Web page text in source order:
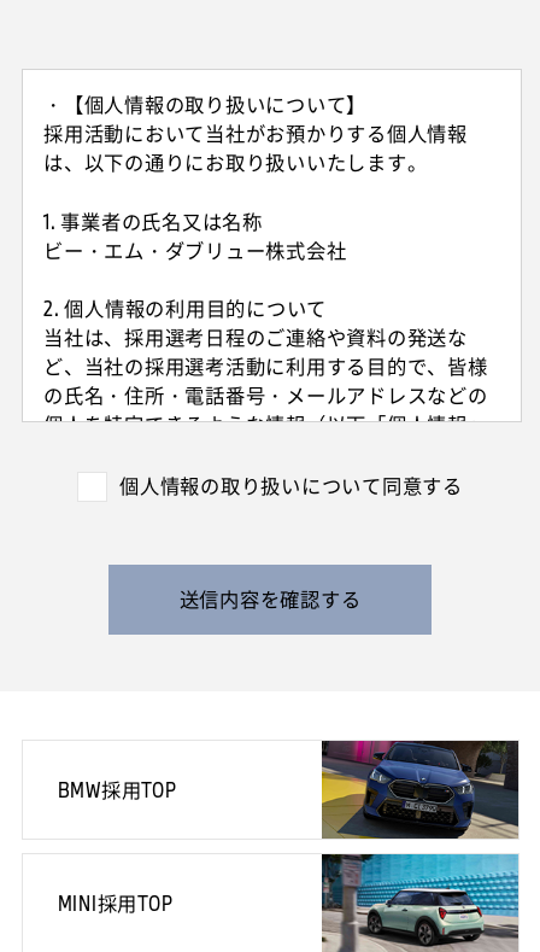
・【個人情報の取り扱いについて】
採用活動において当社がお預かりする個人情報
は、以下の通りにお取り扱いいたします。
1. 事業者の氏名又は名称
ビー・エム・ダブリュー株式会社
2. 個人情報の利用目的について
当社は、採用選考日程のご連絡や資料の発送な
ど、当社の採用選考活動に利用する目的で、皆様
の氏名・住所・電話番号・メールアドレスなどの
個人を特定できるような情報（以下「個人情報」
外国籍の方からは、日本国での就労可否の確認に
また、特定の業務に従事することが可能であるか
を判断する目的で、健康診断書や障害者手帳等の
す。
3. 個人情報の保管・管理について
収集した皆様の個人情報は、当社の責任のもとで
不適切な取り扱いが行われないよう厳重に管理い
たします。
また、当社の採用活動の終了に伴い、当社の責任
のもとで適切に廃棄・消去いたします。お預かり
個人情報の取り扱いについて同意する
送信内容を確認する
BMW採用TOP
MINI採用TOP